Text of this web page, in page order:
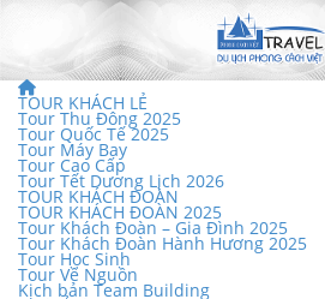
TOUR KHÁCH LẺ
Tour Thu Đông 2025
Tour Quốc Tế 2025
Tour Máy Bay
Tour Cao Cấp
Tour Tết Dương Lịch 2026
TOUR KHÁCH ĐOÀN
TOUR KHÁCH ĐOÀN 2025
Tour Khách Đoàn – Gia Đình 2025
Tour Khách Đoàn Hành Hương 2025
Tour Học Sinh
Tour Về Nguồn
Kịch bản Team Building